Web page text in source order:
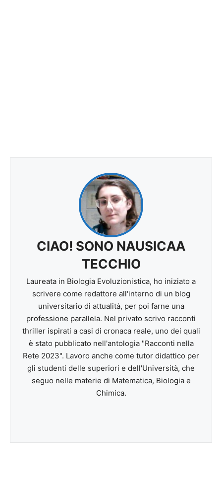
CIAO! SONO NAUSICAA
TECCHIO
Laureata in Biologia Evoluzionistica, ho iniziato a
scrivere come redattore all'interno di un blog
universitario di attualità, per poi farne una
professione parallela. Nel privato scrivo racconti
thriller ispirati a casi di cronaca reale, uno dei quali
è stato pubblicato nell'antologia "Racconti nella
Rete 2023". Lavoro anche come tutor didattico per
gli studenti delle superiori e dell'Università, che
seguo nelle materie di Matematica, Biologia e
Chimica.